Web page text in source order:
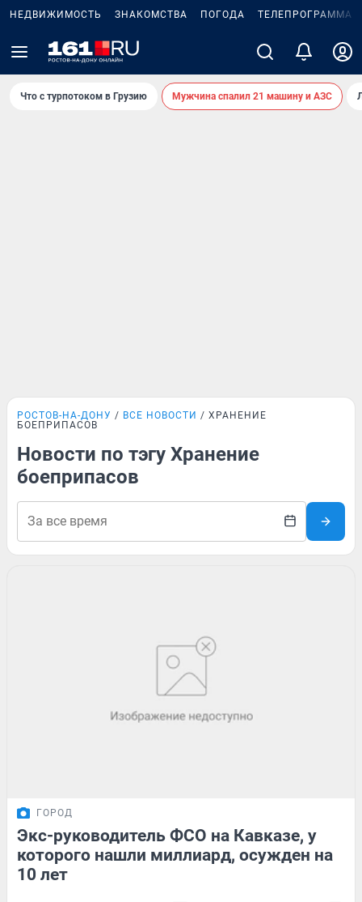
НЕДВИЖИМОСТЬ ЗНАКОМСТВА ПОГОДА ТЕЛЕПРОГРАММА
Что с турпотоком в Грузию Мужчина спалил 21 машину и АЗС
РОСТОВ-НА-ДОНУ ВСЕ НОВОСТИ
ХРАНЕНИЕ
БОЕПРИПАСОВ
Новости по тэгу Хранение
боеприпасов
ГОРОД
Экс-руководитель ФСО на Кавказе, у
которого нашли миллиард, осужден на
10 лет